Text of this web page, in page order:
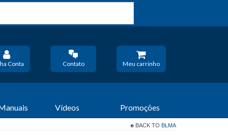
Conta Contato Meu carrinho
Vídeos Promoções
BACK TO BLMA